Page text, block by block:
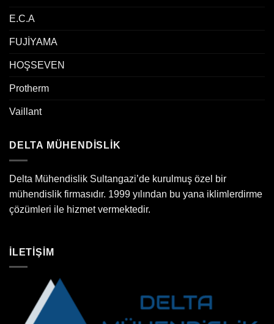
E.C.A
FUJİYAMA
HOŞSEVEN
Protherm
Vaillant
DELTA MÜHENDİSLİK
Delta Mühendislik Sultangazi’de kurulmuş özel bir
mühendislik firmasıdır. 1999 yılından bu yana iklimlerdirme
çözümleri ile hizmet vermektedir.
İLETİŞİM